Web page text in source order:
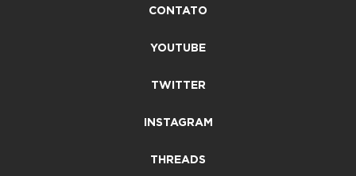
CONTATO
YOUTUBE
TWITTER
INSTAGRAM
THREADS